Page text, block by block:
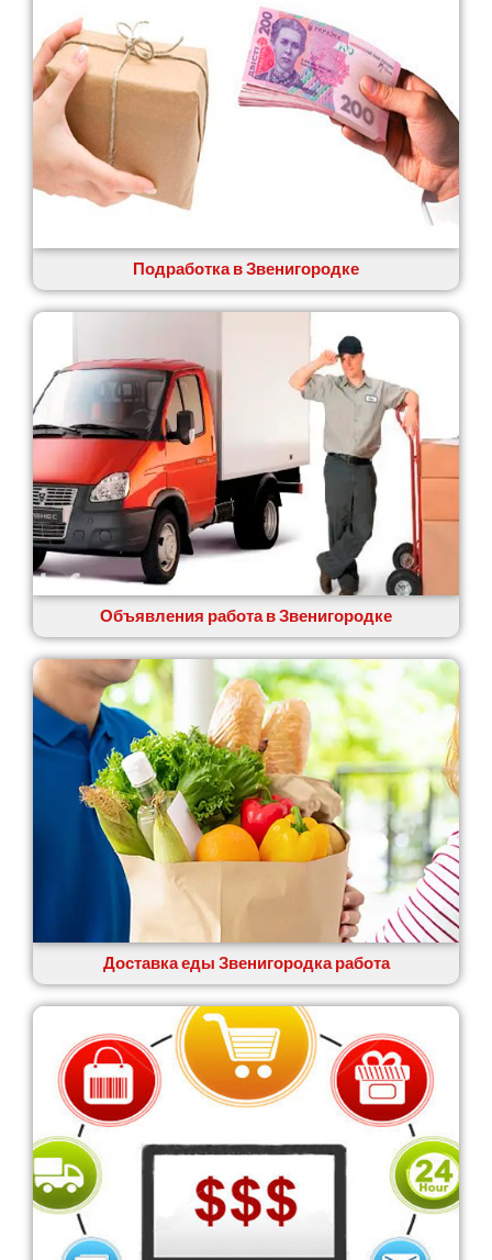
Светловодск
Святопетровское
Тальное
Тарасовка
Тернополь
Терновка
Трусковец
Тульчин
Умань
Узин
Васильков
Великий Омеляник
Верхнеднепровск
Винница
Винники
Вишенки
Вишневое
Вита-Почтовая
Волчинец
Вольнянск
Вознесенск
Вышгород
Яготин
Южное
Южноукраинск
Запорожье
Заречаны
Зазимье
Здолбунов
Желтые Воды
Звенигородка
Звягель
Подработка в Звенигородке
Объявления работа в Звенигородке
Доставка еды Звенигородка работа